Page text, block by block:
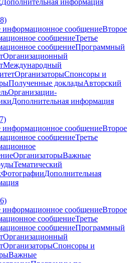
Дополнительная информация
информационное сообщениеВторое
сообщениеТретье
сообщениеПрограммный
Организационный
Международный
ОрганизаторыСпонсоры и
Полученные докладыАвторский
Организации-
Дополнительная информация
информационное сообщениеВторое
сообщениеТретье
ОрганизаторыВажные
Тематический
ФотографииДополнительная
информационное сообщениеВторое
сообщениеТретье
сообщениеПрограммный
Организационный
ОрганизаторыСпонсоры и
Важные